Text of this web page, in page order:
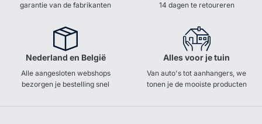
garantie van de fabrikanten
14 dagen te retoureren
Nederland en België
Alle aangesloten webshops
bezorgen je bestelling snel
Alles voor je tuin
Van auto's tot aanhangers, we
tonen je de mooiste producten